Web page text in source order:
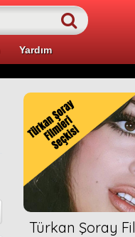
Yardım
Türkan Şoray